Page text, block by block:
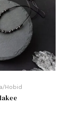
Hobid